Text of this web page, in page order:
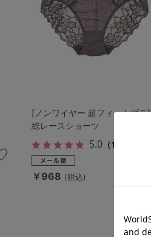
[ノンワイヤー 超フィットブラ]
総レースショーツ
5.0（1件）
￥968 (税込)